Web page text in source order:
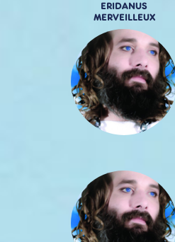
ERIDANUS
MERVEILLEUX